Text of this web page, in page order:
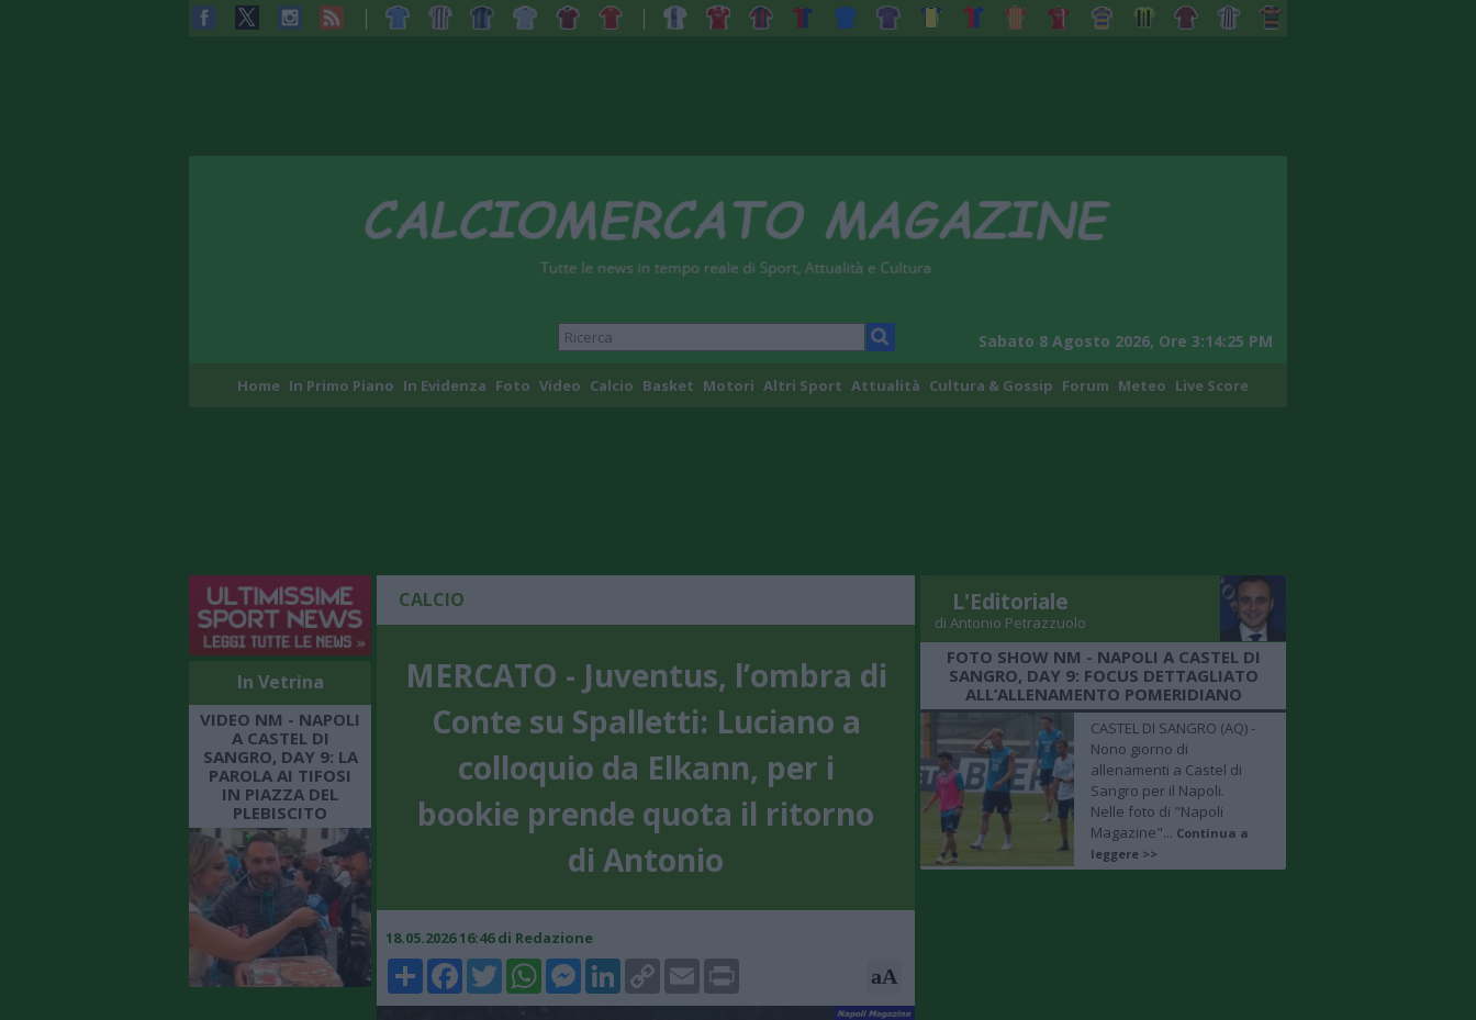
Sabato 8 Agosto 2026, Ore 3:14:26 PM
Home In Primo Piano In Evidenza Foto Video Calcio Basket Motori Altri Sport Attualità Cultura & Gossip Forum Meteo Live Score
In Vetrina
VIDEO NM - NAPOLI
A CASTEL DI
SANGRO, DAY 9: LA
PAROLA AI TIFOSI
IN PIAZZA DEL
PLEBISCITO
CALCIO
MERCATO - Juventus, l’ombra di
Conte su Spalletti: Luciano a
colloquio da Elkann, per i
bookie prende quota il ritorno
di Antonio
18.05.2026 16:46 di Redazione
ShareFacebookTwitterWhatsAppMessenger
LinkedIn
Copy
Link
Email Print aA
L'Editoriale
di Antonio Petrazzuolo
FOTO SHOW NM - NAPOLI A CASTEL DI
SANGRO, DAY 9: FOCUS DETTAGLIATO
ALL’ALLENAMENTO POMERIDIANO
CASTEL DI SANGRO (AQ) -
Nono giorno di
allenamenti a Castel di
Sangro per il Napoli.
Nelle foto di "Napoli
Magazine"... Continua a
leggere >>